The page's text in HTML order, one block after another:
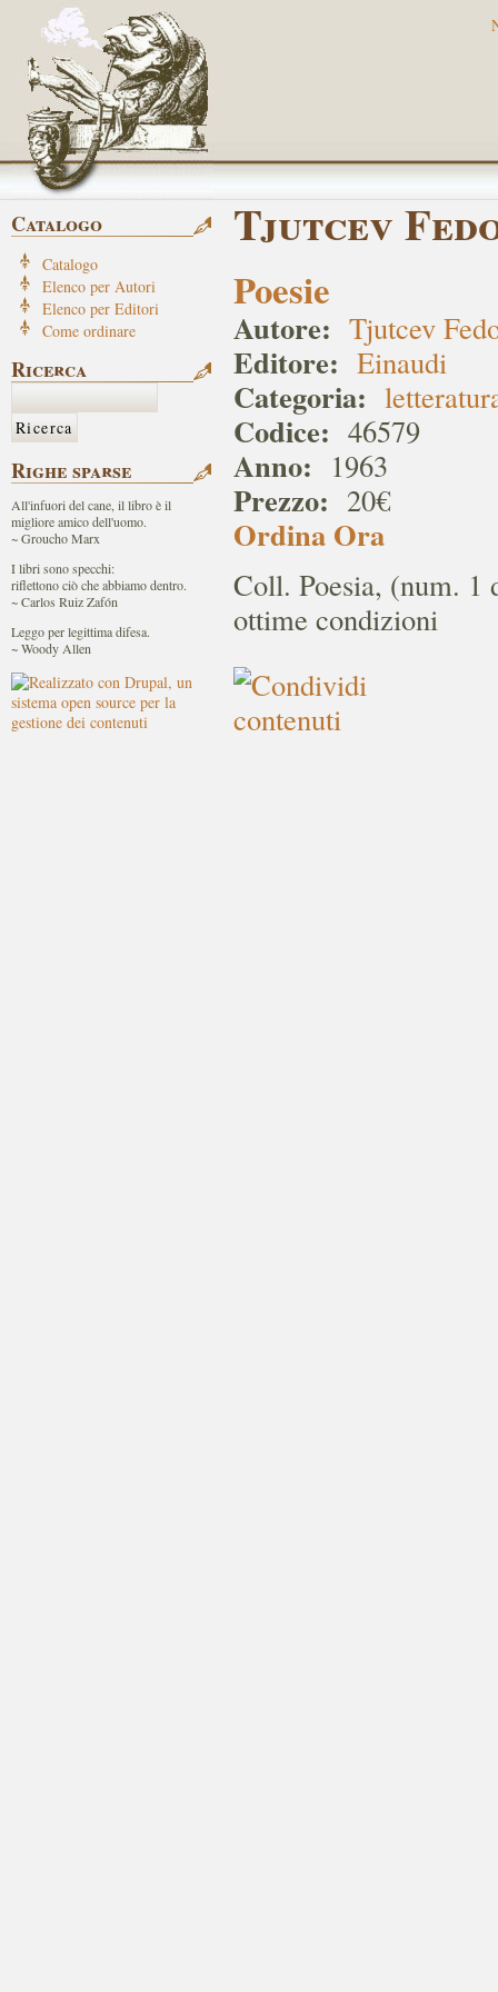
Tjutcev
Poesie
Autore: Tjutcev
Editore: Einaudi
Categoria:
Codice: 46579
Anno: 1963
Prezzo: 20€
Ordina Ora
Coll. Poesia, (num. 1
ottime condizioni
Catalogo
Catalogo
Elenco per Autori
Elenco per Editori
Come ordinare
Ricerca
Righe sparse
All'infuori del cane, il libro è il
migliore amico dell'uomo.
~ Groucho Marx
I libri sono specchi:
riflettono ciò che abbiamo dentro.
~ Carlos Ruiz Zafón
Leggo per legittima difesa.
~ Woody Allen